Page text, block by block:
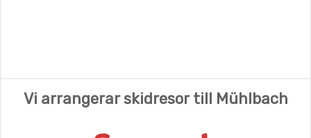
Vi arrangerar skidresor till Mühlbach